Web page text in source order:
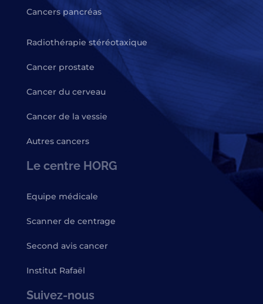
Cancers pancréas
Radiothérapie stéréotaxique
Cancer prostate
Cancer du cerveau
Cancer de la vessie
Autres cancers
Le centre HORG
Equipe médicale
Scanner de centrage
Second avis cancer
Institut Rafaël
Suivez-nous